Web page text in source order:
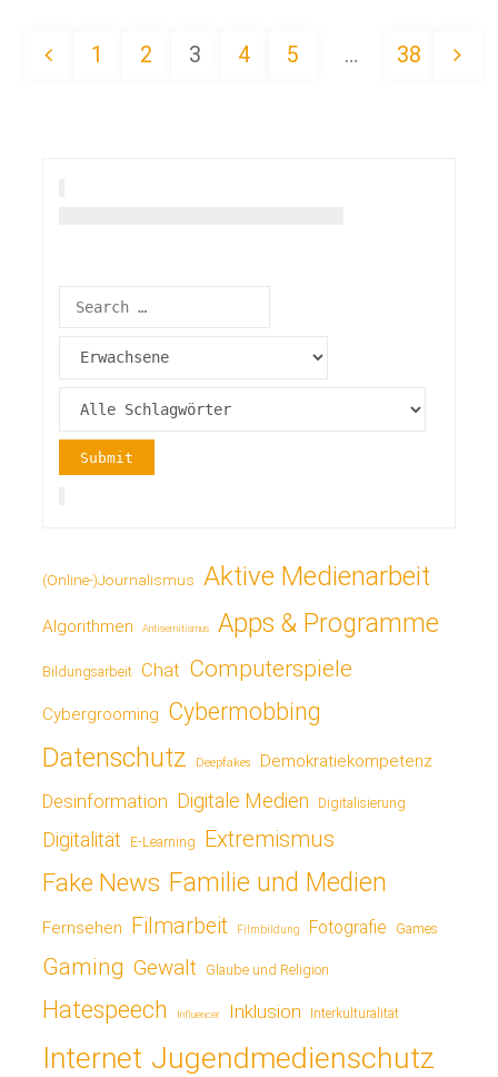
1 2 3 4 5 … 38
(Online-)Journalismus Aktive Medienarbeit
Algorithmen Antisemitismus Apps & Programme
Bildungsarbeit Chat Computerspiele
Cybergrooming Cybermobbing
Datenschutz Deepfakes Demokratiekompetenz
Desinformation Digitale Medien Digitalisierung
Digitalität E-Learning Extremismus
Fake News Familie und Medien
Fernsehen Filmarbeit Filmbildung Fotografie Games
Gaming Gewalt Glaube und Religion
Hatespeech Influencer Inklusion Interkulturalität
Internet Jugendmedienschutz